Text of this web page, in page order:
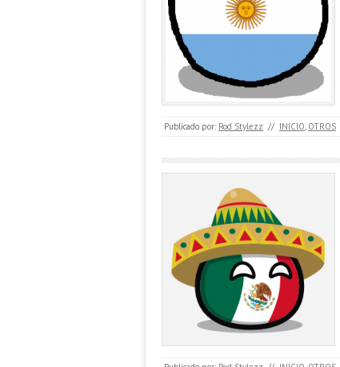
Publicado por: Rod Stylezz // INICIO, OTROS